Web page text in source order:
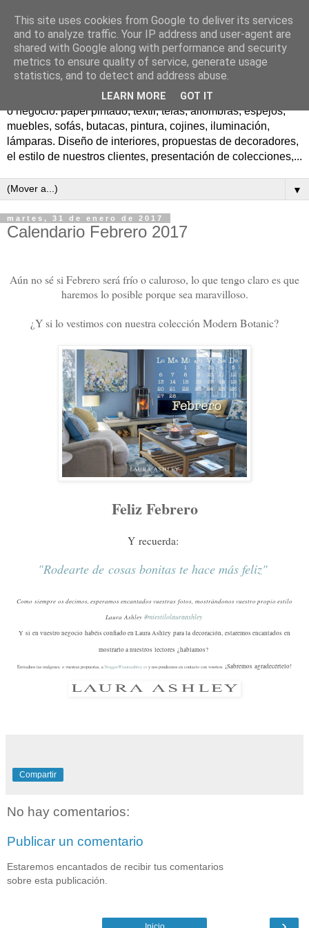
El blog de decoracion de
Laura Ashley
Todas las ideas para crear preciosos ambientes en tu hogar
o negocio: papel pintado, textil, telas, alfombras, espejos,
muebles, sofás, butacas, pintura, cojines, iluminación,
lámparas. Diseño de interiores, propuestas de decoradores,
el estilo de nuestros clientes, presentación de colecciones,...
▼
martes, 31 de enero de 2017
Calendario Febrero 2017
Aún no sé si Febrero será frío o caluroso, lo que tengo claro es que
haremos lo posible porque sea maravilloso.
¿Y si lo vestimos con nuestra colección Modern Botanic?
Feliz Febrero
Y recuerda:
"Rodearte de cosas bonitas te hace más feliz"
Como siempre os decimos, esperamos encantados vuestras fotos, mostrándonos vuestro propio estilo
Laura Ashley #miestilolauraashley
Y si en vuestro negocio habéis confiado en Laura Ashley para la decoración, estaremos encantados en
mostrarlo a nuestros lectores ¿hablamos?
Enviadnos las imágenes, o vuestras propuestas, a blogger@lauraashley.es y nos pondremos en contacto con vosotros. ¡Sabremos agradecértelo!
Compartir
No hay comentarios:
Publicar un comentario
Estaremos encantados de recibir tus comentarios
sobre esta publicación.
This site uses cookies from Google to deliver its services
and to analyze traffic. Your IP address and user-agent are
shared with Google along with performance and security
metrics to ensure quality of service, generate usage
statistics, and to detect and address abuse.
LEARN MORE GOT IT